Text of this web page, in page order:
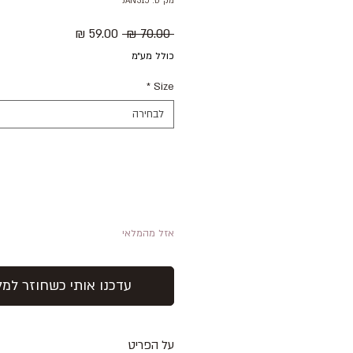
‏70.00 ‏₪
מחיר
כולל מע״מ
Size
*
לבחירה
אזל מהמלאי
עדכנו אותי כשחוזר
על הפריט